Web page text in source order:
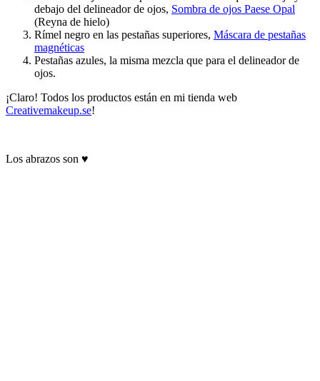
debajo del delineador de ojos, Sombra de ojos Paese Opal
(Reyna de hielo)
Rímel negro en las pestañas superiores, Máscara de pestañas
magnéticas
Pestañas azules, la misma mezcla que para el delineador de
ojos.
¡Claro! Todos los productos están en mi tienda web
Creativemakeup.se!
Los abrazos son ♥